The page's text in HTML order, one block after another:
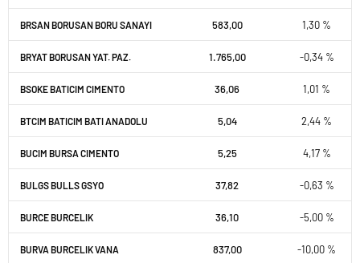
BRSAN BORUSAN BORU SANAYI 583,00 1,30 %
BRYAT BORUSAN YAT. PAZ. 1.765,00 -0,34 %
BSOKE BATICIM CIMENTO 36,06 1,01 %
BTCIM BATICIM BATI ANADOLU 5,04 2,44 %
BUCIM BURSA CIMENTO 5,25 4,17 %
BULGS BULLS GSYO 37,82 -0,63 %
BURCE BURCELIK 36,10 -5,00 %
BURVA BURCELIK VANA 837,00 -10,00 %